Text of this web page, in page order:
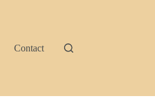
Contact